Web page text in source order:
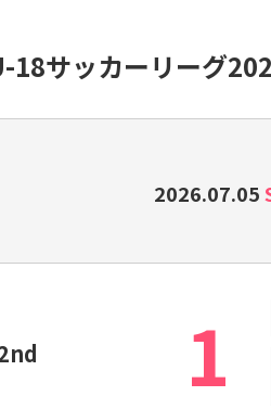
新
プ
サッカーリーグ
2026.07.05
1